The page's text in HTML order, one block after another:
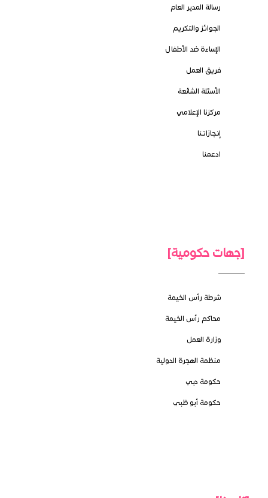
رسالة المدير العام
الجوائز والتكريم
الإساءة ضد الأطفال
فريق العمل
الأسئلة الشائعة
مركزنا الإعلامي
إنجازاتنا
ادعمنا
[جهات حكومية]
شرطة رأس الخيمة
محاكم رأس الخيمة
وزارة العمل
منظمة الهجرة الدولية
حكومة دبي
حكومة أبو ظبي